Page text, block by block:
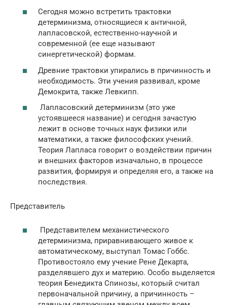
Сегодня можно встретить трактовки
детерминизма, относящиеся к античной,
лапласовской, естественно-научной и
современной (ее еще называют
синергетической) формам.
Древние трактовки упирались в причинность и
необходимость. Эти учения развивал, кроме
Демокрита, также Левкипп.
Лапласовский детерминизм (это уже
устоявшееся название) и сегодня зачастую
лежит в основе точных наук физики или
математики, а также философских учений.
Теория Лапласа говорит о воздействии причин
и внешних факторов изначально, в процессе
развития, формируя и определяя его, а также на
последствия.
Представитель
Представителем механистического
детерминизма, приравнивающего живое к
автоматическому, выступал Томас Гоббс.
Противостояло ему учение Рене Декарта,
разделявшего дух и материю. Особо выделяется
теория Бенедикта Спинозы, который считал
первоначальной причину, а причинность –